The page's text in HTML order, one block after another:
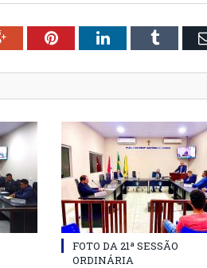
Google+PinterestLinkedInTumblr
FOTO DA 21ª SESSÃO
ORDINÁRIA